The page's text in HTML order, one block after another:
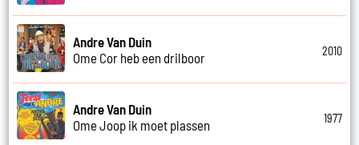
Andre Van Duin
Ome Cor heb een drilboor
2010
Andre Van Duin
Ome Joop ik moet plassen
1977